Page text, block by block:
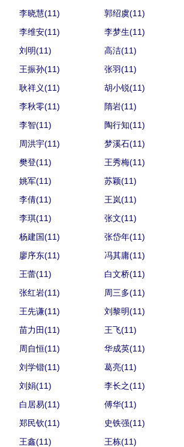
李晓慧(11)
郭绍虞(11)
李维安(11)
李梦生(11)
刘明(11)
高洁(11)
王振孙(11)
张羽(11)
耿祥义(11)
胡小锐(11)
李秋零(11)
隋岩(11)
李智(11)
陶行知(11)
周洪宇(11)
梦溪石(11)
樊登(11)
王秀梅(11)
姚军(11)
苏颖(11)
李倩(11)
王岚(11)
李琪(11)
张文(11)
杨建国(11)
张岱年(11)
廖序东(11)
冯其庸(11)
王蕾(11)
白文桥(11)
张红岩(11)
周三多(11)
王先谦(11)
刘黎明(11)
苗力田(11)
王飞(11)
周自恒(11)
华成英(11)
刘学锴(11)
葛亮(11)
刘娟(11)
李长之(11)
白居易(11)
傅华(11)
郑民钦(11)
史铁强(11)
王鑫(11)
王栋(11)